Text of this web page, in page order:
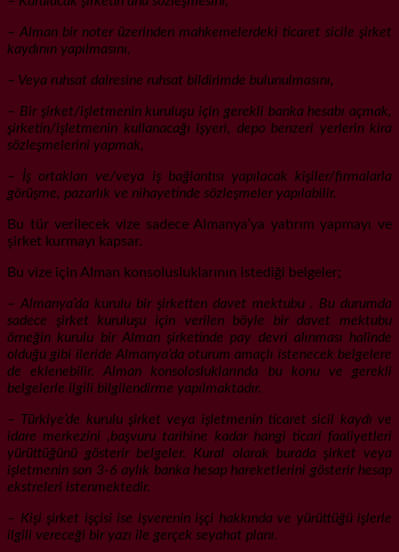
– Alman bir noter üzerinden mahkemelerdeki ticaret sicile şirket
kaydının yapılmasını,
– Veya ruhsat dairesine ruhsat bildirimde bulunulmasını,
– Bir şirket/işletmenin kuruluşu için gerekli banka hesabı açmak,
şirketin/işletmenin kullanacağı işyeri, depo benzeri yerlerin kira
sözleşmelerini yapmak,
– İş ortakları ve/veya iş bağlantısı yapılacak kişiler/firmalarla
görüşme, pazarlık ve nihayetinde sözleşmeler yapılabilir.
Bu tür verilecek vize sadece Almanya’ya yatırım yapmayı ve
şirket kurmayı kapsar.
Bu vize için Alman konsolusluklarının istediği belgeler;
– Almanya’da kurulu bir şirketten davet mektubu . Bu durumda
sadece şirket kuruluşu için verilen böyle bir davet mektubu
örneğin kurulu bir Alman şirketinde pay devri alınması halinde
olduğu gibi ileride Almanya’da oturum amaçlı istenecek belgelere
de eklenebilir. Alman konsolosluklarında bu konu ve gerekli
belgelerle ilgili bilgilendirme yapılmaktadır.
– Türkiye’de kurulu şirket veya işletmenin ticaret sicil kaydı ve
idare merkezini ,başvuru tarihine kadar hangi ticari faaliyetleri
yürüttüğünü gösterir belgeler. Kural olarak burada şirket veya
işletmenin son 3-6 aylık banka hesap hareketlerini gösterir hesap
ekstreleri istenmektedir.
– Kişi şirket işçisi ise işverenin işçi hakkında ve yürüttüğü işlerle
ilgili vereceği bir yazı ile gerçek seyahat planı.